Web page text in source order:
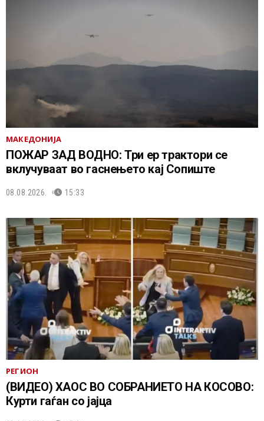
МАКЕДОНИЈА
ПОЖАР ЗАД ВОДНО: Три ер трактори се
вклучуваат во гаснењето кај Сопиште
08.08.2026. 15:33
РЕГИОН
(ВИДЕО) ХАОС ВО СОБРАНИЕТО НА КОСОВО:
Курти гаѓан со јајца